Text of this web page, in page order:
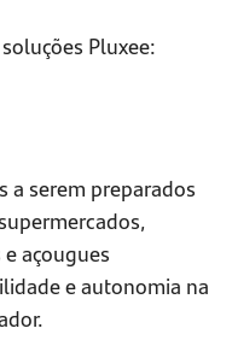
Pluxee:
a serem preparados
açougues
e autonomia na